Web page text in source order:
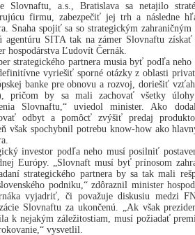
Slovnaftu, a.s., Bratislava sa netajilo
firmu, zabezpečiť jej trh a následne
Snaha spojiť sa so strategickým
agentúru SITA tak na zámer Slovnaftu získať
hospodárstva Ľudovít Černák.
strategického partnera musia byť podľa
vyriešiť sporné otázky z oblasti
banke pre obnovu a rozvoj, doriešiť
pričom by sa mali zachovať všetky úlohy
Slovnaftu,“ uviedol minister. Ako
odbyt a pomôcť zvýšiť predaj
však spochybnil potrebu know-how ako
investor podľa neho musí posilniť
Európy. „Slovnaft musí byť prínosom
strategického partnera by sa tak mali
podniku,“ zdôraznil minister
vyjadriť, či považuje diskusiu medzi
Slovnaftu za ukončenú. „Ak však
k nejakým záležitostiam, musí požiadať
vysvetlil.